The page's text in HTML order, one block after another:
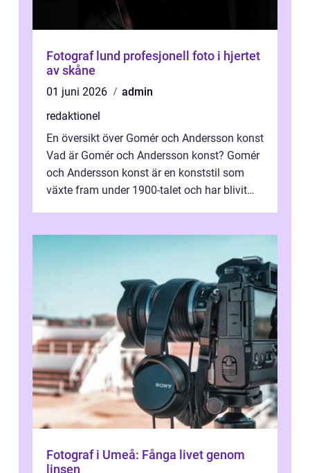
Fotograf lund profesjonell foto i hjertet
av skåne
01 juni 2026
admin
redaktionel
En översikt över Gomér och Andersson konst
Vad är Gomér och Andersson konst? Gomér
och Andersson konst är en konststil som
växte fram under 1900-talet och har blivit
Fotograf i Umeå: Fånga livet genom
linsen